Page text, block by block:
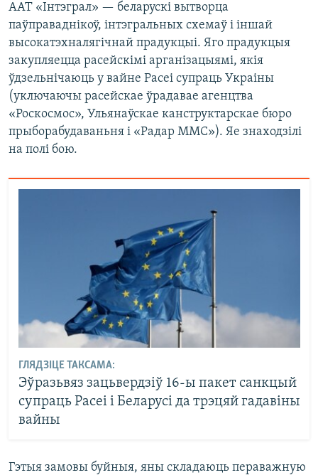
ААТ «Інтэграл» — беларускі вытворца
паўправаднікоў, інтэгральных схемаў і іншай
высокатэхналягічнай прадукцыі. Яго прадукцыя
закупляецца расейскімі арганізацыямі, якія
ўдзельнічаюць у вайне Расеі супраць Украіны
(уключаючы расейскае ўрадавае агенцтва
«Роскосмос», Ульянаўскае канструктарскае бюро
прыборабудаваньня і «Радар ММС»). Яе знаходзілі
на полі бою.
ГЛЯДЗІЦЕ ТАКСАМА:
Эўразьвяз зацьвердзіў 16-ы пакет санкцый
супраць Расеі і Беларусі да трэцяй гадавіны
вайны
Гэтыя замовы буйныя, яны складаюць пераважную